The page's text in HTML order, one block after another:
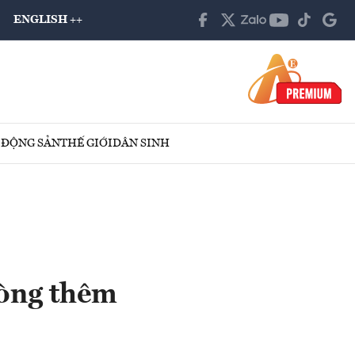
ENGLISH ++
SẢNTHẾ GIỚIDÂN SINH
thêm